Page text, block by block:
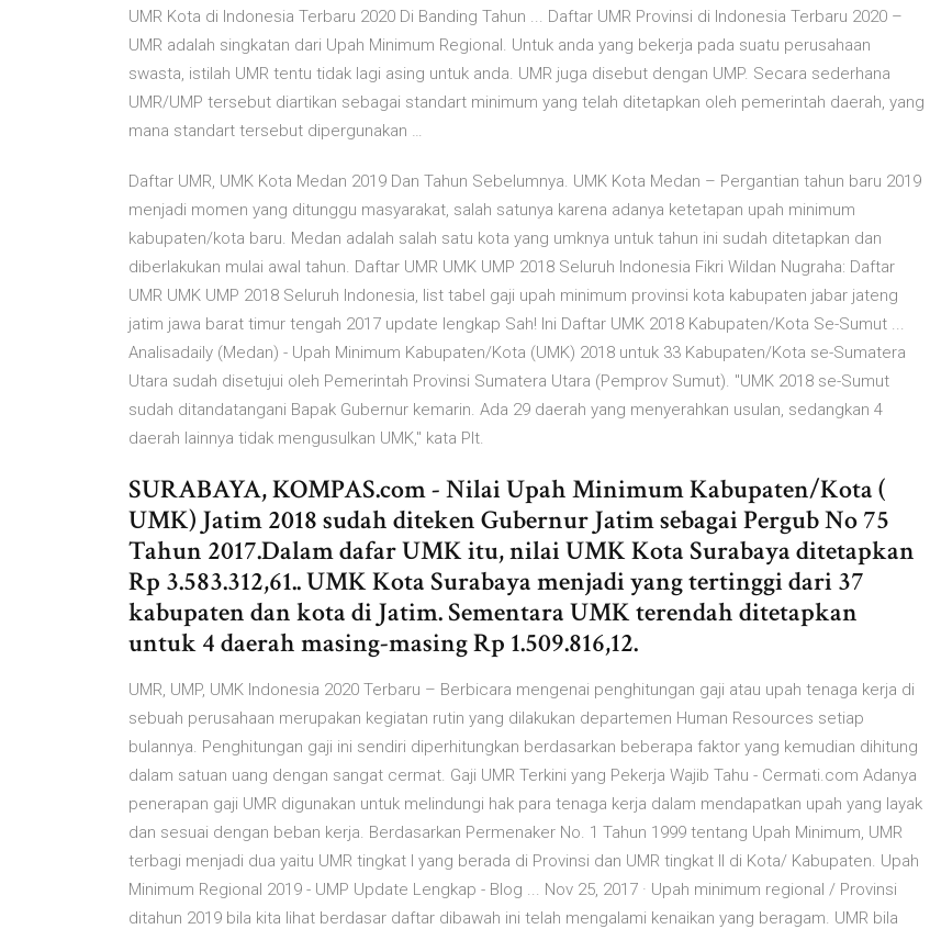
UMR Kota di Indonesia Terbaru 2020 Di Banding Tahun ... Daftar UMR Provinsi di Indonesia Terbaru 2020 –
UMR adalah singkatan dari Upah Minimum Regional. Untuk anda yang bekerja pada suatu perusahaan
swasta, istilah UMR tentu tidak lagi asing untuk anda. UMR juga disebut dengan UMP. Secara sederhana
UMR/UMP tersebut diartikan sebagai standart minimum yang telah ditetapkan oleh pemerintah daerah, yang
mana standart tersebut dipergunakan …
Daftar UMR, UMK Kota Medan 2019 Dan Tahun Sebelumnya. UMK Kota Medan – Pergantian tahun baru 2019
menjadi momen yang ditunggu masyarakat, salah satunya karena adanya ketetapan upah minimum
kabupaten/kota baru. Medan adalah salah satu kota yang umknya untuk tahun ini sudah ditetapkan dan
diberlakukan mulai awal tahun. Daftar UMR UMK UMP 2018 Seluruh Indonesia Fikri Wildan Nugraha: Daftar
UMR UMK UMP 2018 Seluruh Indonesia, list tabel gaji upah minimum provinsi kota kabupaten jabar jateng
jatim jawa barat timur tengah 2017 update lengkap Sah! Ini Daftar UMK 2018 Kabupaten/Kota Se-Sumut ...
Analisadaily (Medan) - Upah Minimum Kabupaten/Kota (UMK) 2018 untuk 33 Kabupaten/Kota se-Sumatera
Utara sudah disetujui oleh Pemerintah Provinsi Sumatera Utara (Pemprov Sumut). "UMK 2018 se-Sumut
sudah ditandatangani Bapak Gubernur kemarin. Ada 29 daerah yang menyerahkan usulan, sedangkan 4
daerah lainnya tidak mengusulkan UMK," kata Plt.
SURABAYA, KOMPAS.com - Nilai Upah Minimum Kabupaten/Kota (
UMK) Jatim 2018 sudah diteken Gubernur Jatim sebagai Pergub No 75
Tahun 2017.Dalam dafar UMK itu, nilai UMK Kota Surabaya ditetapkan
Rp 3.583.312,61.. UMK Kota Surabaya menjadi yang tertinggi dari 37
kabupaten dan kota di Jatim. Sementara UMK terendah ditetapkan
untuk 4 daerah masing-masing Rp 1.509.816,12.
UMR, UMP, UMK Indonesia 2020 Terbaru – Berbicara mengenai penghitungan gaji atau upah tenaga kerja di
sebuah perusahaan merupakan kegiatan rutin yang dilakukan departemen Human Resources setiap
bulannya. Penghitungan gaji ini sendiri diperhitungkan berdasarkan beberapa faktor yang kemudian dihitung
dalam satuan uang dengan sangat cermat. Gaji UMR Terkini yang Pekerja Wajib Tahu - Cermati.com Adanya
penerapan gaji UMR digunakan untuk melindungi hak para tenaga kerja dalam mendapatkan upah yang layak
dan sesuai dengan beban kerja. Berdasarkan Permenaker No. 1 Tahun 1999 tentang Upah Minimum, UMR
terbagi menjadi dua yaitu UMR tingkat I yang berada di Provinsi dan UMR tingkat II di Kota/ Kabupaten. Upah
Minimum Regional 2019 - UMP Update Lengkap - Blog ... Nov 25, 2017 · Upah minimum regional / Provinsi
ditahun 2019 bila kita lihat berdasar daftar dibawah ini telah mengalami kenaikan yang beragam. UMR bila